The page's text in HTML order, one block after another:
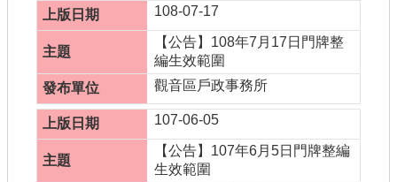
108-07-17
【公告】108年7月17日門牌整
編生效範圍
觀音區戶政事務所
107-06-05
【公告】107年6月5日門牌整編
生效範圍